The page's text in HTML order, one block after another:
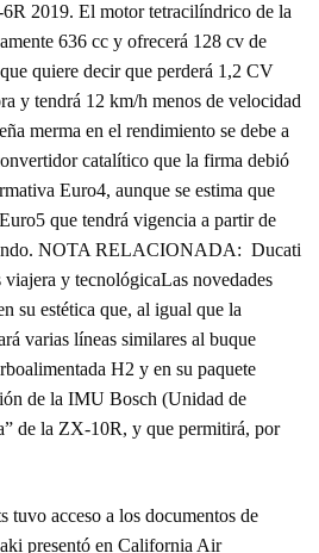
2019. El motor tetracilíndrico de la
636 cc y ofrecerá 128 cv de
quiere decir que perderá 1,2 CV
y tendrá 12 km/h menos de velocidad
merma en el rendimiento se debe a
catalítico que la firma debió
Euro4, aunque se estima que
que tendrá vigencia a partir de
NOTA RELACIONADA: Ducati
y tecnológicaLas novedades
su estética que, al igual que la
varias líneas similares al buque
H2 y en su paquete
de la IMU Bosch (Unidad de
de la ZX-10R, y que permitirá, por
tuvo acceso a los documentos de
presentó en California Air